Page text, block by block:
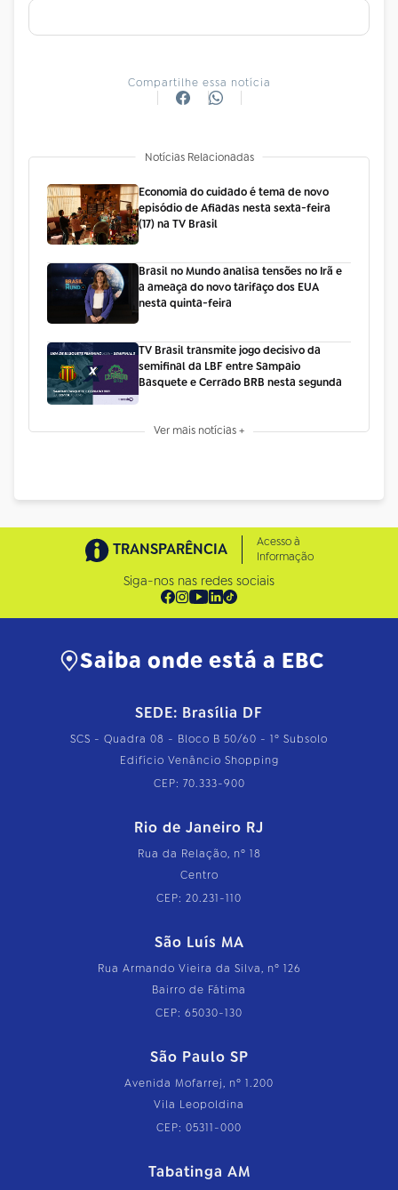
Compartilhe essa notícia
Notícias Relacionadas
Economia do cuidado é tema de novo
episódio de Afiadas nesta sexta-feira
(17) na TV Brasil
Brasil no Mundo analisa tensões no Irã e
a ameaça do novo tarifaço dos EUA
nesta quinta-feira
TV Brasil transmite jogo decisivo da
semifinal da LBF entre Sampaio
Basquete e Cerrado BRB nesta segunda
Ver mais notícias +
TRANSPARÊNCIA
Acesso à
Informação
Siga-nos nas redes sociais
Saiba onde está a EBC
SEDE: Brasília DF
SCS - Quadra 08 - Bloco B 50/60 - 1º Subsolo
Edifício Venâncio Shopping
CEP: 70.333-900
Rio de Janeiro RJ
Rua da Relação, nº 18
Centro
CEP: 20.231-110
São Luís MA
Rua Armando Vieira da Silva, nº 126
Bairro de Fátima
CEP: 65030-130
São Paulo SP
Avenida Mofarrej, nº 1.200
Vila Leopoldina
CEP: 05311-000
Tabatinga AM